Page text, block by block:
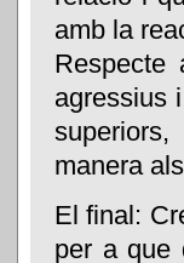
amb la
Respecte
agressius
manera
El final:
per a que